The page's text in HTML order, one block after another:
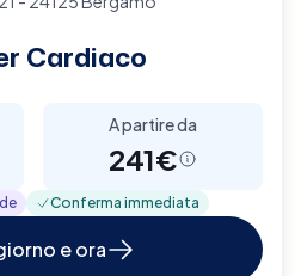
Cardiaco
A partire da
241€
Conferma immediata
e ora